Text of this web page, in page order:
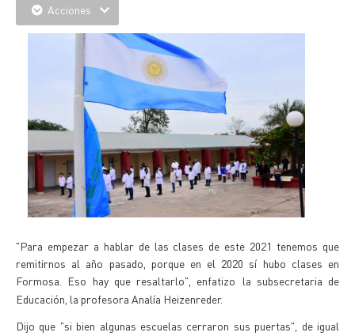
Acciones
"Para empezar a hablar de las clases de este 2021 tenemos que
remitirnos al año pasado, porque en el 2020 sí hubo clases en
Formosa. Eso hay que resaltarlo", enfatizo
la subsecretaria de
Educación, la profesora Analía Heizenreder.
Dijo que "si bien algunas escuelas cerraron sus puertas", de igual